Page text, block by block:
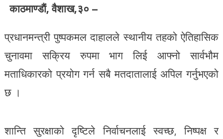
काठमाण्डाैं, वैशाख,३० –
प्रधानमन्त्री पुष्पकमल दाहालले स्थानीय तहको ऐतिहासिक
चुनावमा सक्रिय रुपमा भाग लिई आफ्नो सार्वभौम
मताधिकारको प्रयोग गर्न सबै मतदातालाई अपिल गर्नुभएको
छ ।
शान्ति सुरक्षाको दृष्टिले निर्वाचनलाई स्वच्छ, निष्पक्ष र